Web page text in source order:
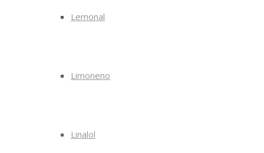
Lemonal
Limoneno
Linalol